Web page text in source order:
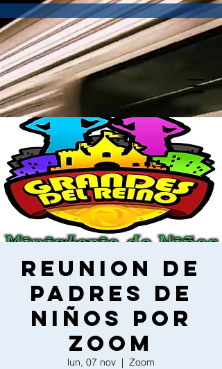
Reunion de
Padres de
Niños por
zoom
lun, 07 nov
  |
Zoom